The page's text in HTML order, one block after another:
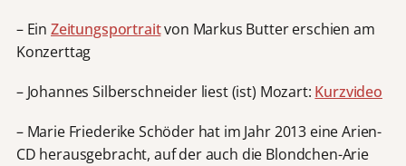
– Ein Zeitungsportraitvon Markus Butter erschien am
Konzerttag
– Johannes Silberschneider liest (ist) Mozart: Kurzvideo
– Marie Friederike Schöder hat im Jahr 2013 eine Arien-
CD herausgebracht, auf der auch die Blondchen-Arie